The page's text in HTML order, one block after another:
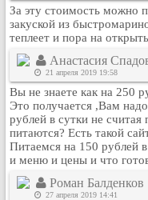
Объявления
Рейтинг сайтов
Полная версия
За эту стоимость можно
закуской из
теплеет и пора на
Анастасия
21 апреля 2019 19:58
Вы не знаете как на 250
Это получается ,Вам
рублей в сутки не
питаются? Есть такой
Питаемся на 150 рублей
и меню и цены и что
Роман Балденков
27 апреля 2019 14:41